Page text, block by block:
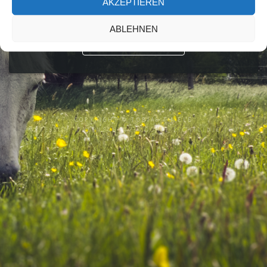
ABLEHNEN
natürlich die Kamera nicht zu Hause gelassen, sondern habe
eine Bekannte zu den nahe gelegenen Reiterhöfen begleitet. ...
COPYRIGHT ©TOBIAS THIELE
IMPRESSUM
DATENSCHUTZ COOKIE-RICHTLINIE (EU)